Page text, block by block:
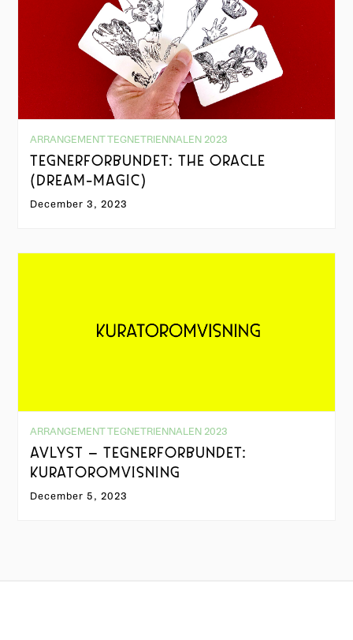
ARRANGEMENT TEGNETRIENNALEN 2023
TEGNERFORBUNDET: THE ORACLE
(DREAM-MAGIC)
December 3, 2023
ARRANGEMENT TEGNETRIENNALEN 2023
AVLYST – TEGNERFORBUNDET:
KURATOROMVISNING
December 5, 2023